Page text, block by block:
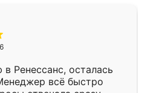
Ренессанс, осталась
всё быстро